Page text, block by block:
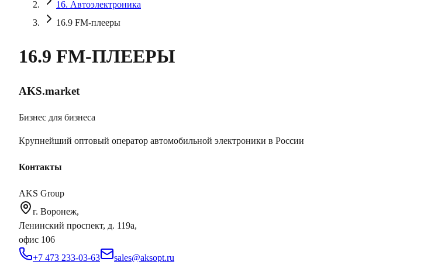
16. Автоэлектроника
16.9 FM-плееры
16.9 FM-ПЛЕЕРЫ
AKS.market
Бизнес для бизнеса
Крупнейший оптовый оператор автомобильной электроники в России
Контакты
AKS Group
г. Воронеж,
Ленинский проспект, д. 119а,
офис 106
+7 473 233-03-63
sales@aksopt.ru